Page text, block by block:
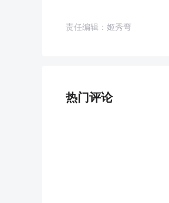
责任编辑：姬秀弯
热门评论